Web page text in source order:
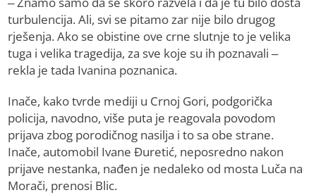
turbulencija. Ali, svi se pitamo zar nije bilo drugog
rješenja. Ako se obistine ove crne slutnje to je velika
tuga i velika tragedija, za sve koje su ih poznavali –
rekla je tada Ivanina poznanica.
Inače, kako tvrde mediji u Crnoj Gori, podgorička
policija, navodno, više puta je reagovala povodom
prijava zbog porodičnog nasilja i to sa obe strane.
Inače, automobil Ivane Đuretić, neposredno nakon
prijave nestanka, nađen je nedaleko od mosta Luča na
Morači, prenosi Blic.